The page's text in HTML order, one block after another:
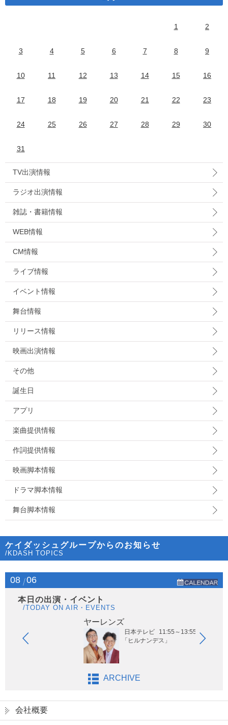
1 2
3 4 5 6 7 8 9
10 11 12 13 14 15 16
17 18 19 20 21 22 23
24 25 26 27 28 29 30
31
TV出演情報
ラジオ出演情報
雑誌・書籍情報
WEB情報
CM情報
ライブ情報
イベント情報
舞台情報
リリース情報
映画出演情報
その他
誕生日
アプリ
楽曲提供情報
作詞提供情報
映画脚本情報
ドラマ脚本情報
舞台脚本情報
ケイダッシュグループからのお知らせ
/KDASH TOPICS
08 06
本日の出演・イベント
/TODAY ON AIR・EVENTS
ヤーレンズ
日本テレビ
11:55～13:55
「ヒルナンデス」
ARCHIVE
会社概要